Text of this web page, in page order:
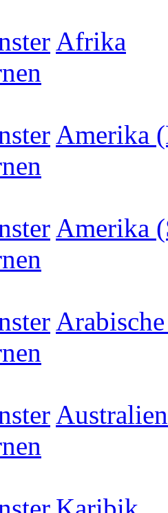
Afrika
Amerika
Amerika
Australien